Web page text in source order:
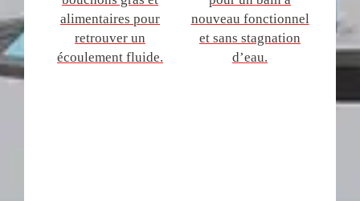
alimentaires pour
retrouver un
écoulement fluide.
nouveau fonctionnel
et sans stagnation
d’eau.